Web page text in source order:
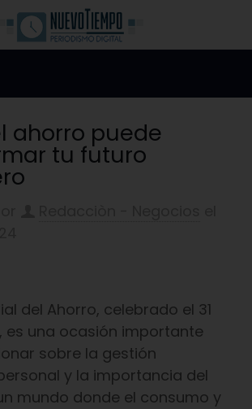
ahorro puede
tu futuro
del Ahorro, celebrado el 31
es una ocasión importante
sobre la gestión
y la importancia del
mundo donde el consumo y